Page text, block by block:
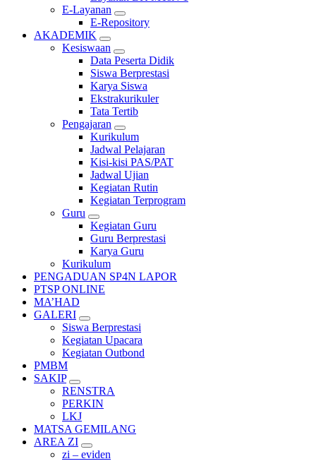
E-Layanan
E-Repository
AKADEMIK
Kesiswaan
Data Peserta Didik
Siswa Berprestasi
Karya Siswa
Ekstrakurikuler
Tata Tertib
Pengajaran
Kurikulum
Jadwal Pelajaran
Kisi-kisi PAS/PAT
Jadwal Ujian
Kegiatan Rutin
Kegiatan Terprogram
Guru
Kegiatan Guru
Guru Berprestasi
Karya Guru
Kurikulum
PENGADUAN SP4N LAPOR
PTSP ONLINE
MA’HAD
GALERI
Siswa Berprestasi
Kegiatan Upacara
Kegiatan Outbond
PMBM
SAKIP
RENSTRA
PERKIN
LKJ
MATSA GEMILANG
AREA ZI
zi – eviden